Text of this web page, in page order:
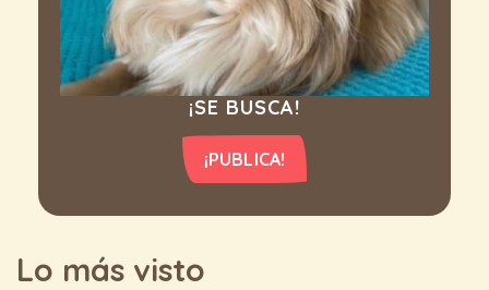
¡SE BUSCA!
¡PUBLICA!
Lo más visto